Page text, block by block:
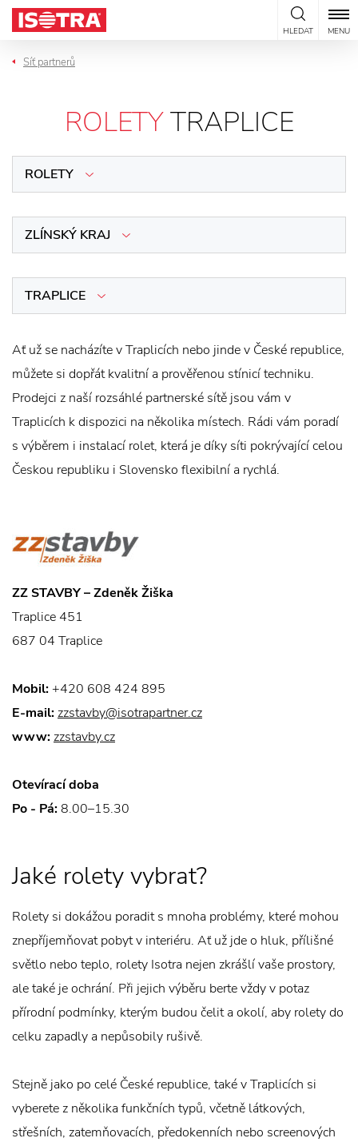
Přeskočit na obsah
HLEDAT MENU
Síť partnerů
ROLETYTRAPLICE
ROLETY
ZLÍNSKÝ KRAJ
TRAPLICE
Ať už se nacházíte v Traplicích nebo jinde v České republice,
můžete si dopřát kvalitní a prověřenou stínicí techniku.
Prodejci z naší rozsáhlé partnerské sítě jsou vám v
Traplicích k dispozici na několika místech. Rádi vám poradí
s výběrem i instalací rolet, která je díky síti pokrývající celou
Českou republiku i Slovensko flexibilní a rychlá.
ZZ STAVBY – Zdeněk Žiška
Traplice 451
687 04 Traplice
Mobil: +420 608 424 895
E-mail: zzstavby@isotrapartner.cz
www: zzstavby.cz
Otevírací doba
Po - Pá:8.00–15.30
Jaké rolety vybrat?
Rolety si dokážou poradit s mnoha problémy, které mohou
znepříjemňovat pobyt v interiéru. Ať už jde o hluk, přílišné
světlo nebo teplo, rolety Isotra nejen zkrášlí vaše prostory,
ale také je ochrání. Při jejich výběru berte vždy v potaz
přírodní podmínky, kterým budou čelit a okolí, aby rolety do
celku zapadly a nepůsobily rušivě.
Stejně jako po celé České republice, také v Traplicích si
vyberete z několika funkčních typů, včetně látkových,
střešních, zatemňovacích, předokenních nebo screenových